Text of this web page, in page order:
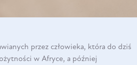
przez człowieka, która do dziś
w Afryce, a później